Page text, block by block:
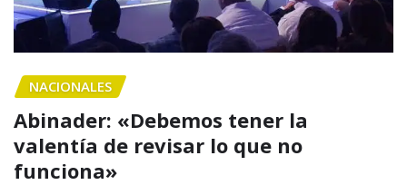
NACIONALES
Abinader: «Debemos tener la
valentía de revisar lo que no
funciona»